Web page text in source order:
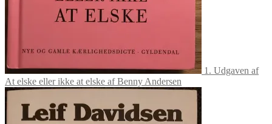
1. Udgaven af
At elske eller ikke at elske af Benny Andersen